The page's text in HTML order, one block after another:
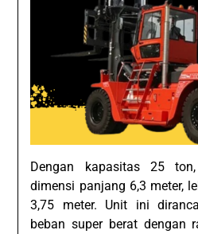
Dengan kapasitas 25
dimensi panjang 6,3 meter,
3,75 meter. Unit ini
beban super berat dengan